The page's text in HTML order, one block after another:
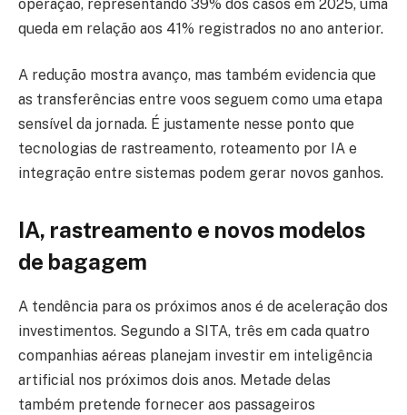
operação, representando 39% dos casos em 2025, uma
queda em relação aos 41% registrados no ano anterior.
A redução mostra avanço, mas também evidencia que
as transferências entre voos seguem como uma etapa
sensível da jornada. É justamente nesse ponto que
tecnologias de rastreamento, roteamento por IA e
integração entre sistemas podem gerar novos ganhos.
IA, rastreamento e novos modelos
de bagagem
A tendência para os próximos anos é de aceleração dos
investimentos. Segundo a SITA, três em cada quatro
companhias aéreas planejam investir em inteligência
artificial nos próximos dois anos. Metade delas
também pretende fornecer aos passageiros